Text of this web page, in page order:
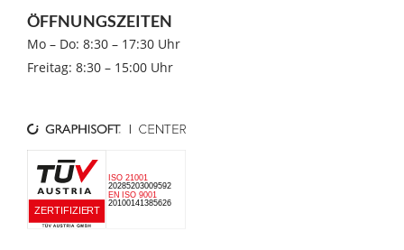
ÖFFNUNGSZEITEN
Mo – Do: 8:30 – 17:30 Uhr
Freitag: 8:30 – 15:00 Uhr